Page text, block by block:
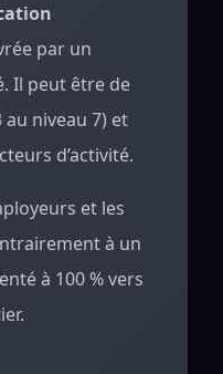
par un
Il peut être de
niveau 7) et
d’activité.
et les
à un
à 100 % vers